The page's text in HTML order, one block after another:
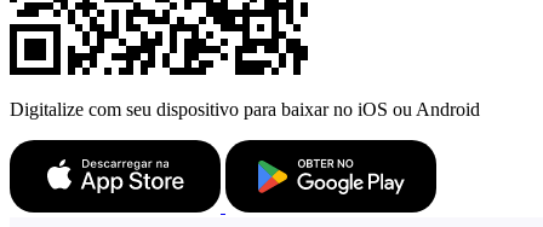
Digitalize com seu dispositivo para baixar no iOS ou Android